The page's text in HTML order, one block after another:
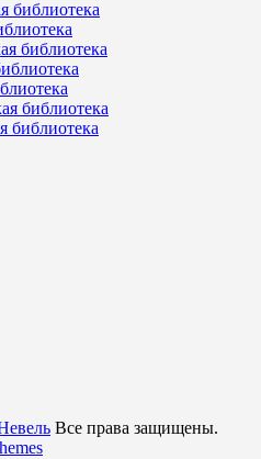
библиотека
библиотека
библиотека
библиотека
Все права защищены.